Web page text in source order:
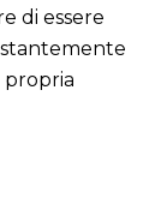
di essere